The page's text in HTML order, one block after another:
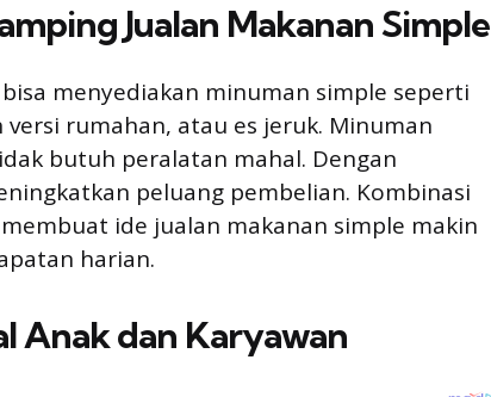
Jualan Makanan Simple
menyediakan minuman simple seperti
rumahan, atau es jeruk. Minuman
butuh peralatan mahal. Dengan
peluang pembelian. Kombinasi
ide jualan makanan simple makin
harian.
Anak dan Karyawan